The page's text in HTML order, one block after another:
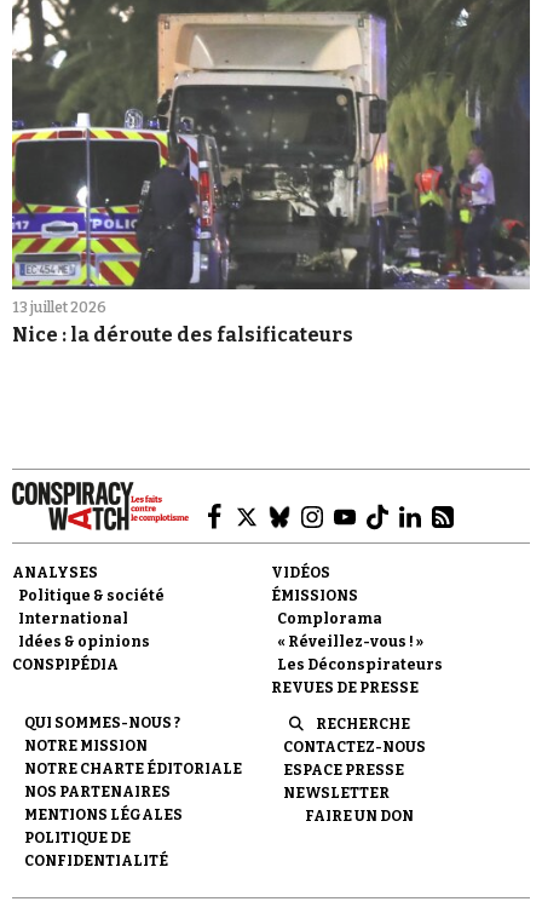
13 juillet 2026
Nice : la déroute des falsificateurs
ANALYSES
Politique & société
International
Idées & opinions
CONSPIPÉDIA
VIDÉOS
ÉMISSIONS
Complorama
« Réveillez-vous ! »
Les Déconspirateurs
REVUES DE PRESSE
QUI SOMMES-NOUS ?
NOTRE MISSION
NOTRE CHARTE ÉDITORIALE
NOS PARTENAIRES
MENTIONS LÉGALES
POLITIQUE DE
CONFIDENTIALITÉ
RECHERCHE
CONTACTEZ-NOUS
ESPACE PRESSE
NEWSLETTER
FAIRE UN DON